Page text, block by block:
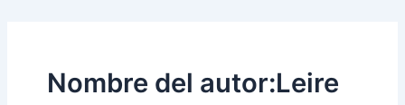
Nombre del autor:Leire